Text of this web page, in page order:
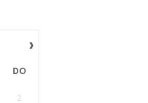
›
DO
2